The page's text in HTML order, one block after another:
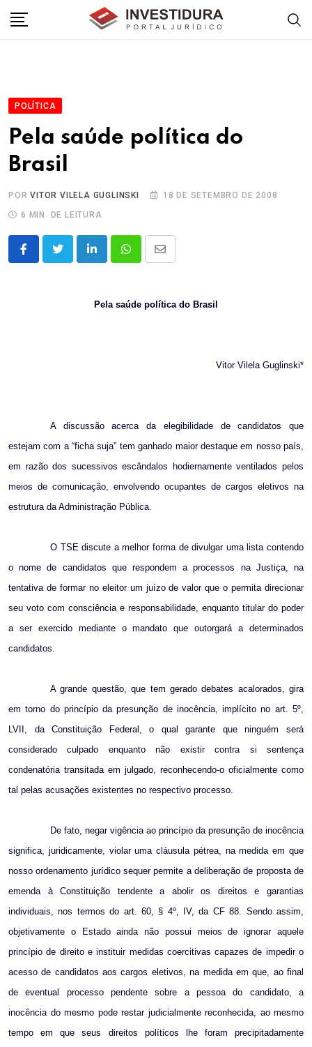
POLÍTICA
Pela saúde política do
Brasil
PORVITOR VILELA GUGLINSKI
18 DE SETEMBRO DE 2008
6 MIN. DE LEITURA
LinkedInWhatsappShare
Email
Pela saúde política do Brasil
Vitor Vilela Guglinski*
A discussão acerca da elegibilidade de candidatos que
estejam com a “ficha suja” tem ganhado maior destaque em nosso país,
em razão dos sucessivos escândalos hodiernamente ventilados pelos
meios de comunicação, envolvendo ocupantes de cargos eletivos na
estrutura da Administração Pública.
O TSE discute a melhor forma de divulgar uma lista contendo
o nome de candidatos que respondem a processos na Justiça, na
tentativa de formar no eleitor um juízo de valor que o permita direcionar
seu voto com consciência e responsabilidade, enquanto titular do poder
a ser exercido mediante o mandato que outorgará a determinados
candidatos.
A grande questão, que tem gerado debates acalorados, gira
em torno do princípio da presunção de inocência, implícito no art. 5º,
LVII, da Constituição Federal, o qual garante que ninguém será
considerado culpado enquanto não existir contra si sentença
condenatória transitada em julgado, reconhecendo-o oficialmente como
tal pelas acusações existentes no respectivo processo.
De fato, negar vigência ao princípio da presunção de inocência
significa, juridicamente, violar uma cláusula pétrea, na medida em que
nosso ordenamento jurídico sequer permite a deliberação de proposta de
emenda à Constituição tendente a abolir os direitos e garantias
individuais, nos termos do art. 60, § 4º, IV, da CF 88. Sendo assim,
objetivamente o Estado ainda não possui meios de ignorar aquele
princípio de direito e instituir medidas coercitivas capazes de impedir o
acesso de candidatos aos cargos eletivos, na medida em que, ao final
de eventual processo pendente sobre a pessoa do candidato, a
inocência do mesmo pode restar judicialmente reconhecida, ao mesmo
tempo em que seus direitos políticos lhe foram precipitadamente